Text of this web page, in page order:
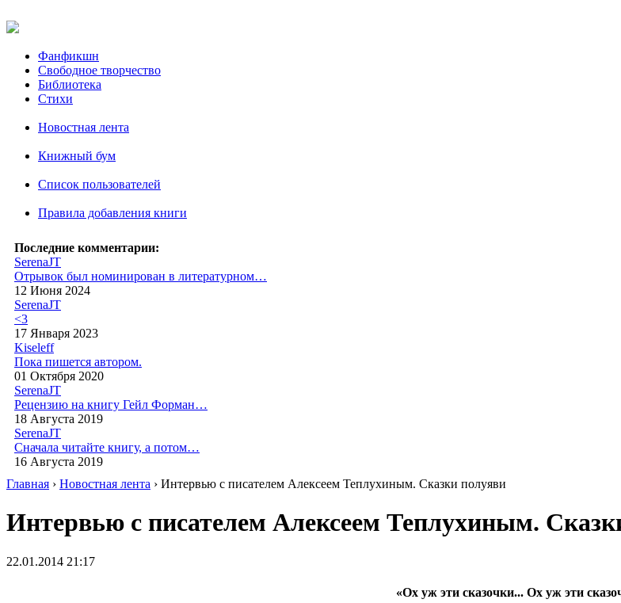
Фанфикшн
Свободное творчество
Библиотека
Стихи
Новостная лента
Книжный бум
Список пользователей
Правила добавления книги
Последние комментарии:
SerenaJT
Отрывок был номинирован в литературном…
12 Июня 2024
SerenaJT
<3
17 Января 2023
Kiseleff
Пока пишется автором.
01 Октября 2020
SerenaJT
Рецензию на книгу Гейл Форман…
18 Августа 2019
SerenaJT
Сначала читайте книгу, а потом…
16 Августа 2019
Главная › Новостная лента › Интервью с писателем Алексеем Теплухиным. Сказки полуяви
Интервью с писателем Алексеем Теплухиным.
22.01.2014 21:17
«Ох уж эти сказочки... Ох уж эти